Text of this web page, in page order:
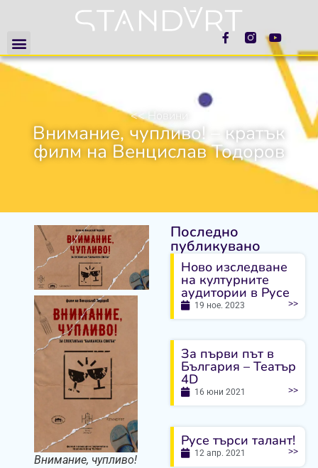
<< Новини
Внимание, чупливо! – кратък
филм на Венцислав Тодоров
Внимание, чупливо!
Последно
публикувано
Ново изследване
на културните
аудитории в Русе
19 ное. 2023 >>
За първи път в
България – Театър
4D
16 юни 2021 >>
Русе търси талант!
12 апр. 2021 >>